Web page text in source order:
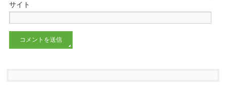
サイト